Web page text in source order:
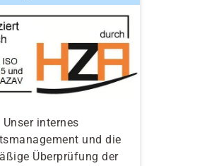
Unser internes
und die
Überprüfung der